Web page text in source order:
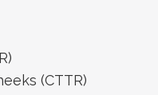
(CTTR)